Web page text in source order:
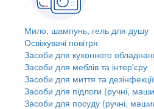
Мило, шампунь, гель для душу
Освіжувачі повітря
Засоби для кухонного
Засоби для меблів та інтер'єру
Засоби для миття та
Засоби для підлоги (ручні,
Засоби для посуду (ручні,